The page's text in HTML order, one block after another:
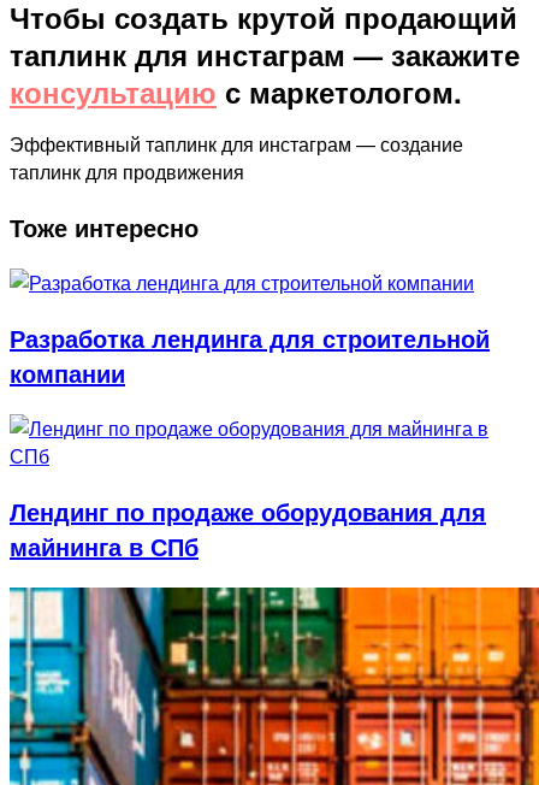
Чтобы создать крутой продающий
таплинк для инстаграм — закажите
консультацию с маркетологом.
Эффективный таплинк для инстаграм — создание
таплинк для продвижения
Тоже интересно
Разработка лендинга для строительной
компании
Лендинг по продаже оборудования для
майнинга в СПб